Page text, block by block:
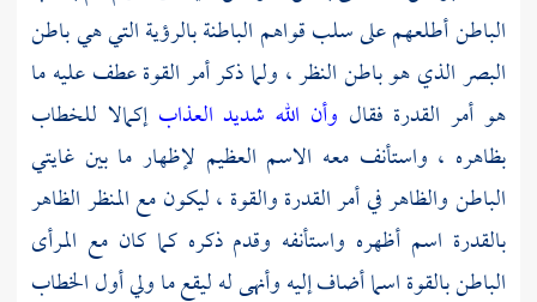
الباطن أطلعهم على سلب قواهم الباطنة بالرؤية التي هي باطن
البصر الذي هو باطن النظر ، ولما ذكر أمر القوة عطف عليه ما
هو أمر القدرة فقال وأن الله شديد العذابإكمالا للخطاب
بظاهره ، واستأنف معه الاسم العظيم لإظهار ما بين غايتي
الباطن والظاهر في أمر القدرة والقوة ، ليكون مع المنظر الظاهر
بالقدرة اسم أظهره واستأنفه وقدم ذكره كما كان مع المرأى
الباطن بالقوة اسما أضاف إليه وأنهى له ليقع ما ولي أول الخطاب